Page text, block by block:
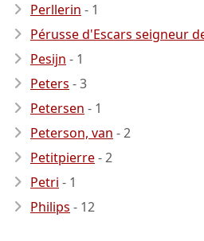
Perllerin - 1
Pérusse d'Escars seigneur
Pesijn - 1
Peters - 3
Petersen - 1
Peterson, van - 2
Petitpierre- 2
Petri - 1
Philips - 12